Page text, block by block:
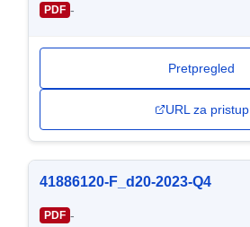
PDF -
Pretpregled
URL za pristup
41886120-F_d20-2023-Q4
PDF -